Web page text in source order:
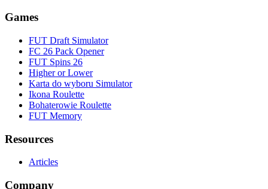
Games
FUT Draft Simulator
FC 26 Pack Opener
FUT Spins 26
Higher or Lower
Karta do wyboru Simulator
Ikona Roulette
Bohaterowie Roulette
FUT Memory
Resources
Articles
Company